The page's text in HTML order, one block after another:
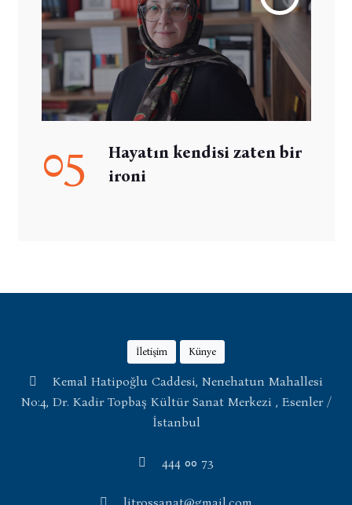
05
Hayatın kendisi zaten bir
ironi
İletişim Künye
Kemal Hatipoğlu Caddesi, Nenehatun Mahallesi
No:4, Dr. Kadir Topbaş Kültür Sanat Merkezi , Esenler /
İstanbul
444 00 73
litrossanat@gmail.com